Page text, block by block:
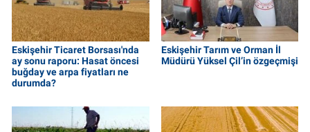
Eskişehir Ticaret Borsası'nda
ay sonu raporu: Hasat öncesi
buğday ve arpa fiyatları ne
durumda?
Eskişehir Tarım ve Orman İl
Müdürü Yüksel Çil’in özgeçmişi